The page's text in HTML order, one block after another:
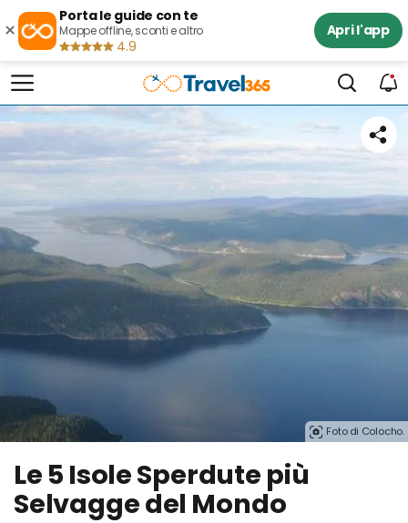
×
Porta le guide con te
Mappe offline, sconti e altro
4.9
Apri l'app
Foto di Colocho.
Le 5 Isole Sperdute più
Selvagge del Mondo